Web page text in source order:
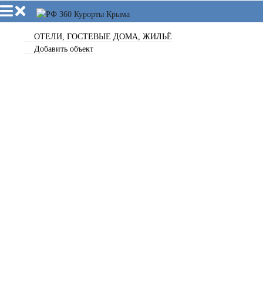
ОТЕЛИ, ГОСТЕВЫЕ ДОМА, ЖИЛЬЁ
Добавить объект